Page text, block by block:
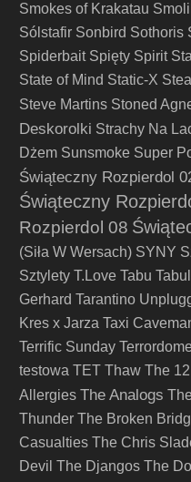
Smokes of Krakatau
Sólstafir Sonbird Sothoris
Spiderbait Spięty Spirit
State of Mind Static-X
Steve Martins Stoned
Deskorolki Strachy Na
Dżem Sunsmoke Super
Świąteczny Rozpierdol
Świąteczny
Rozpierdol 08
(Siła W Wersach) SYNY
Sztylety T.Love Tabu
Gerhard Tarantino
Kres x Jarza Taxi
Terrific Sunday
testowa TET Thaw The
Allergies The Analogs
Thunder The Broken
Casualties The Chris
Devil The Djangos The